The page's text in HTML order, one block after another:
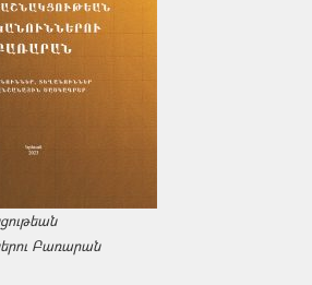
Բառարան